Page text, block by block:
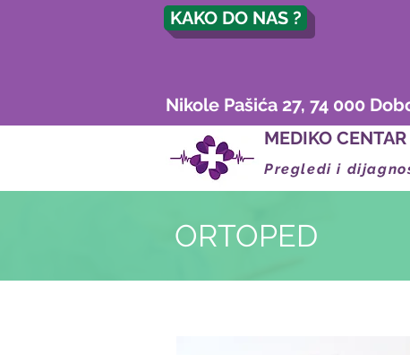
KAKO DO NAS ?
Nikole Pašića 27, 74 000
MEDIKO
Pregledi i
ORTOPED